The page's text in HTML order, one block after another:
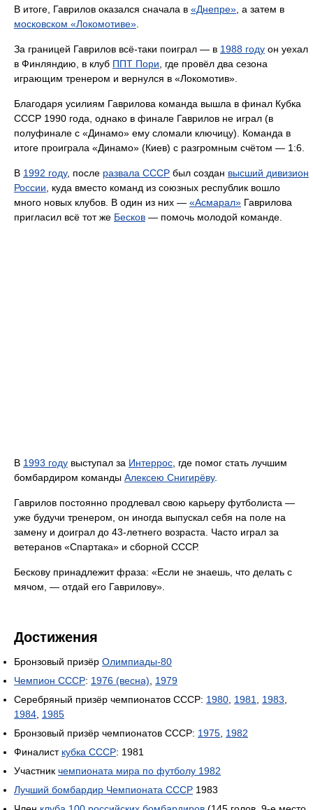
В итоге, Гаврилов оказался сначала в «Днепре», а затем в
московском «Локомотиве».
За границей Гаврилов всё-таки поиграл — в 1988 году он уехал
в Финляндию, в клуб ППТ Пори, где провёл два сезона
играющим тренером и вернулся в «Локомотив».
Благодаря усилиям Гаврилова команда вышла в финал Кубка
СССР 1990 года, однако в финале Гаврилов не играл (в
полуфинале с «Динамо» ему сломали ключицу). Команда в
итоге проиграла «Динамо» (Киев) с разгромным счётом — 1:6.
В 1992 году, после развала СССР был создан высший дивизион
России, куда вместо команд из союзных республик вошло
много новых клубов. В один из них — «Асмарал» Гаврилова
пригласил всё тот же Бесков — помочь молодой команде.
В 1993 году выступал за Интеррос, где помог стать лучшим
бомбардиром команды Алексею Снигирёву.
Гаврилов постоянно продлевал свою карьеру футболиста —
уже будучи тренером, он иногда выпускал себя на поле на
замену и доиграл до 43-летнего возраста. Часто играл за
ветеранов «Спартака» и сборной СССР.
Бескову принадлежит фраза: «Если не знаешь, что делать с
мячом, — отдай его Гаврилову».
Достижения
Бронзовый призёр Олимпиады-80
Чемпион СССР: 1976 (весна), 1979
Серебряный призёр чемпионатов СССР: 1980, 1981, 1983,
1984, 1985
Бронзовый призёр чемпионатов СССР: 1975, 1982
Финалист кубка СССР: 1981
Участник чемпионата мира по футболу 1982
Лучший бомбардир Чемпионата СССР 1983